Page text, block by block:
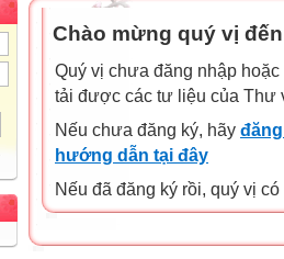
Chào mừng quý vị đến
Quý vị chưa đăng nhập
tải được các tư liệu của Thư
Nếu chưa đăng ký, hãy
hướng dẫn tại đây
Nếu đã đăng ký rồi, quý vị